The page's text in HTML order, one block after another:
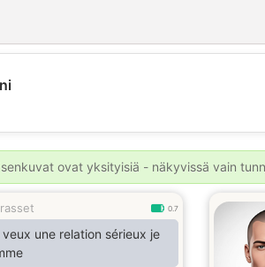
💕
ovat yksityisiä - näkyvissä vain
0.7
une relation sérieux je